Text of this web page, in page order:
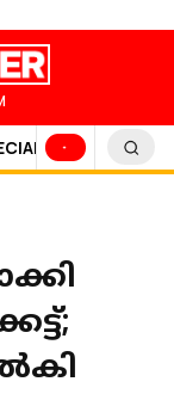
SPORTS